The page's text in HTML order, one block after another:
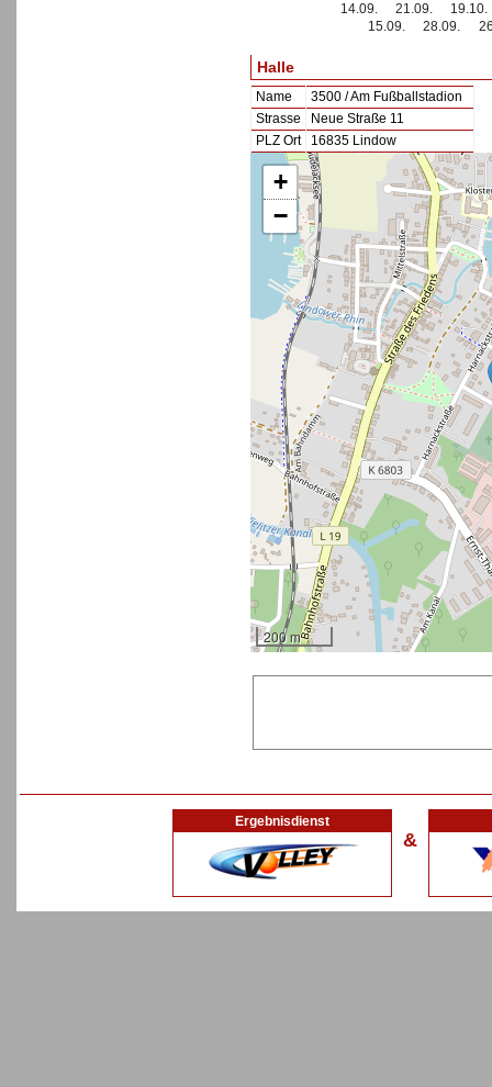
14.09.
15.09.
21.09.
28.09.
19.10.
Halle
Name
3500 / Am Fußballstadion
Strasse
Neue Straße 11
PLZ Ort
16835 Lindow
+
−
200 m
Ergebnisdienst
&